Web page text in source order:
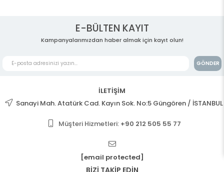
E-BÜLTEN KAYIT
Kampanyalarımızdan haber almak için kayıt olun!
GÖNDER
İLETİŞİM
Sanayi Mah. Atatürk Cad. Kayın Sok. No:5 Güngören / İSTANBUL
Müşteri Hizmetleri: +90 212 505 55 77
[email protected]
BİZİ TAKİP EDİN